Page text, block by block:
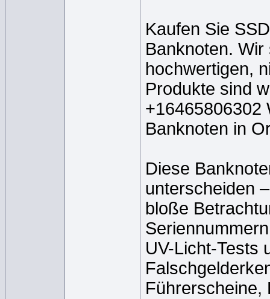
Kaufen Sie
Banknoten.
hochwertigen,
Produkte sind
+16465806302
Banknoten in
Diese
unterscheiden
bloße
UV-Licht-Tests
Führerscheine,